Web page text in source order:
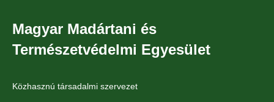
Magyar Madártani és
Természetvédelmi Egyesület
Közhasznú társadalmi szervezet